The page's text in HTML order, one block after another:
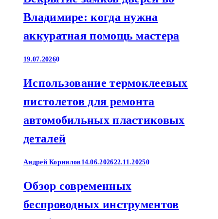
Владимире: когда нужна
аккуратная помощь мастера
19.07.20260
Использование термоклеевых
пистолетов для ремонта
автомобильных пластиковых
деталей
Андрей Корнилов 14.06.202622.11.20250
Обзор современных
беспроводных инструментов